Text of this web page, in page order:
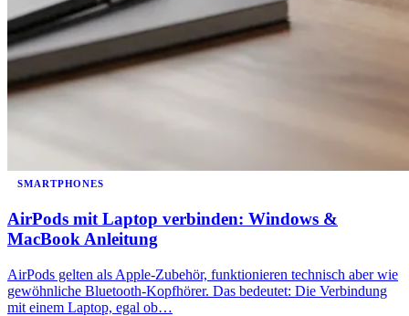
SMARTPHONES
AirPods mit Laptop verbinden: Windows &
MacBook Anleitung
AirPods gelten als Apple-Zubehör, funktionieren technisch aber wie
gewöhnliche Bluetooth-Kopfhörer. Das bedeutet: Die Verbindung
mit einem Laptop, egal ob…